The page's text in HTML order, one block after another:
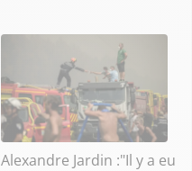
Alexandre Jardin :"Il y a eu